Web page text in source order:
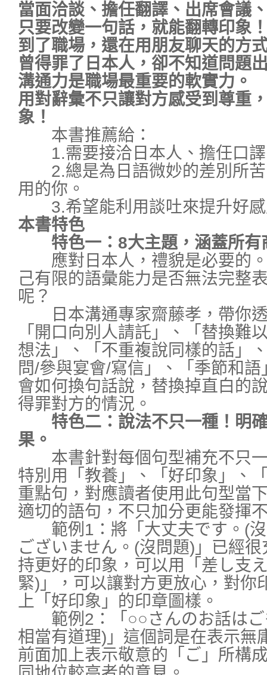
當面洽談、擔任翻譯、出席會議
只要改變一句話，就能翻轉印象
到了職場，還在用朋友聊天的方
曾得罪了日本人，卻不知道問題
溝通力是職場最重要的軟實力。
用對辭彙不只讓對方感受到尊重
象！
本書推薦給：
1.需要接洽日本人、擔任口譯
2.總是為日語微妙的差別所苦
用的你。
3.希望能利用談吐來提升好感
本書特色
特色一：8大主題，涵蓋所有
應對日本人，禮貌是必要的。
己有限的語彙能力是否無法完整
呢？
日本溝通專家齋藤孝，帶你透
「開口向別人請託」、「替換難
想法」、「不重複說同樣的話」
問/參與宴會/寫信」、「季節和
會如何換句話說，替換掉直白的
得罪對方的情況。
特色二：說法不只一種！明
果。
本書針對每個句型補充不只一
特別用「教養」、「好印象」、
重點句，對應讀者使用此句型當
適切的語句，不只加分更能發揮
範例1：將「大丈夫です。(沒
ございません。(沒問題)」已經
持更好的印象，可以用「差し支
緊)」，可以讓對方更放心，對你
上「好印象」的印章圖樣。
範例2：「○○さんのお話はご
相當有道理)」這個詞是在表示無
前面加上表示敬意的「ご」所構